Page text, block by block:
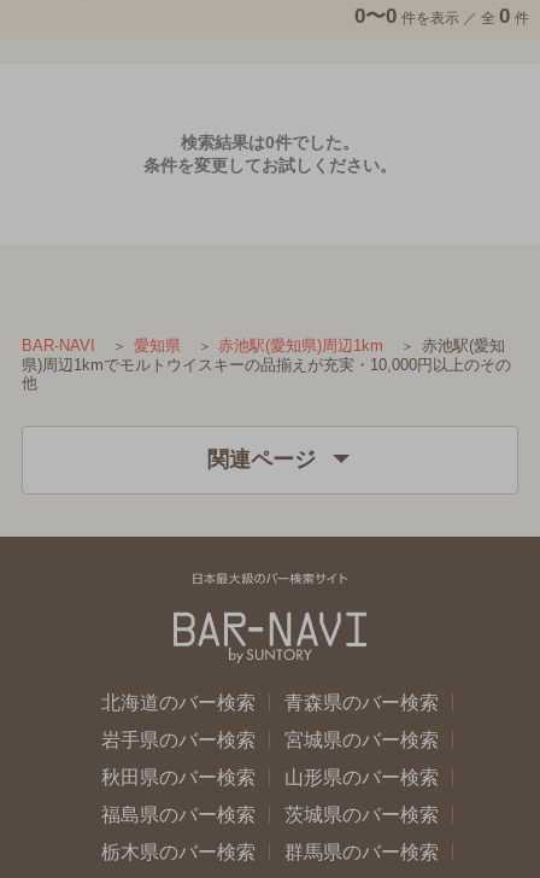
0〜0 件を表示 ／ 全 0 件
検索結果は0件でした。
条件を変更してお試しください。
BAR-NAVI 愛知県 赤池駅(愛知県)周辺1km
赤池駅(愛知
県)周辺1kmでモルトウイスキーの品揃えが充実・10,000円以上のその
他
関連ページ
北海道のバー検索
青森県のバー検索
岩手県のバー検索
宮城県のバー検索
秋田県のバー検索
山形県のバー検索
福島県のバー検索
茨城県のバー検索
栃木県のバー検索
群馬県のバー検索